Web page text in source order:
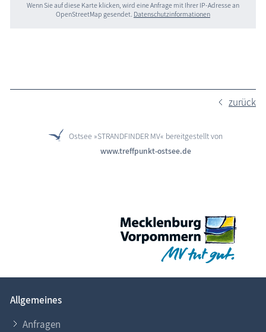
Wenn Sie auf diese Karte klicken, wird eine Anfrage mit Ihrer IP-Adresse an
OpenStreetMap gesendet. Datenschutzinformationen
zurück
Ostsee »STRANDFINDER MV« bereitgestellt von
www.treffpunkt-ostsee.de
Allgemeines
Anfragen